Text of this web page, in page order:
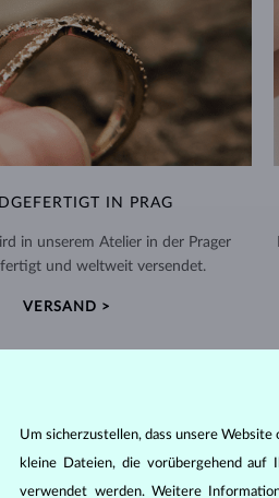
IN PRAG
in unserem Atelier in der Prager
und weltweit versendet.
VERSAND >
Zertifizieren vonDiamantenwerden
Um sicherzustellen, dass unsere
kleine Dateien, die vorübergehend auf
verwendet werden. Weitere